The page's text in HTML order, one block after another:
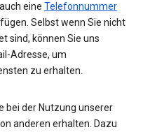
eine Telefonnummer
Selbst wenn Sie nicht
sind, können Sie uns
Adresse, um
zu erhalten.
bei der Nutzung unserer
anderen erhalten. Dazu